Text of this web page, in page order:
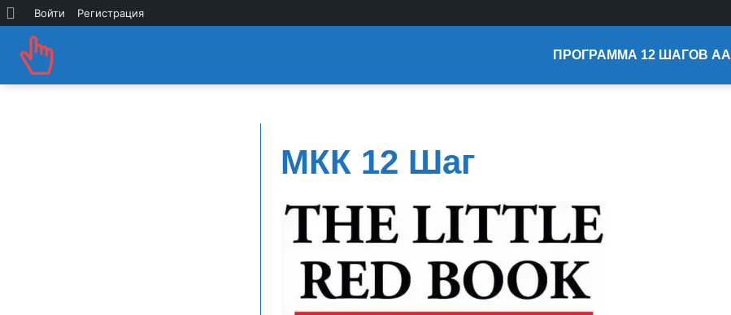
ПРОГРАММА 12 ШАГОВ АА
МКК 12 Шаг
WordPress
Войти Регистрация